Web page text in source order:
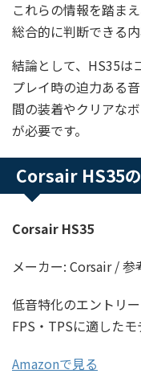
これらの情報を踏ま
総合的に判断できる内
結論として、HS35は
プレイ時の迫力ある
間の装着やクリアな
が必要です。
Corsair HS35
Corsair HS35
メーカー: Corsair /
低音特化のエントリ
FPS・TPSに適したモ
Amazonで見る